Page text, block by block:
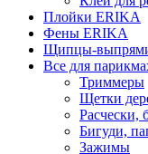
Плойки ERIKA
Фены ERIKA
Щипцы-
Все для
Триммеры
Щетки
Расчески,
Бигуди,
Зажимы